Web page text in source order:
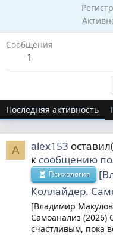
Сообщения
1
Последняя активность
A alex153
к сообщению
Психология
Коллайдер.
[Владимир
Самоанализ (2026)
счастливым, пока